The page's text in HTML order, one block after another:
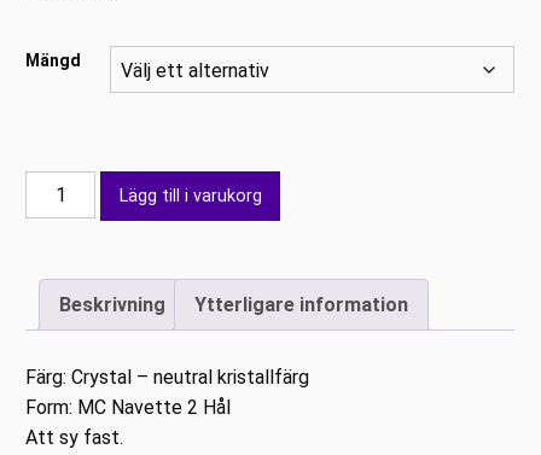
Mängd
Preciosa
Navette
mm
mängd
Lägg till i varukorg
Beskrivning Ytterligare information
Färg: Crystal – neutral kristallfärg
Form: MC Navette 2 Hål
Att sy fast.